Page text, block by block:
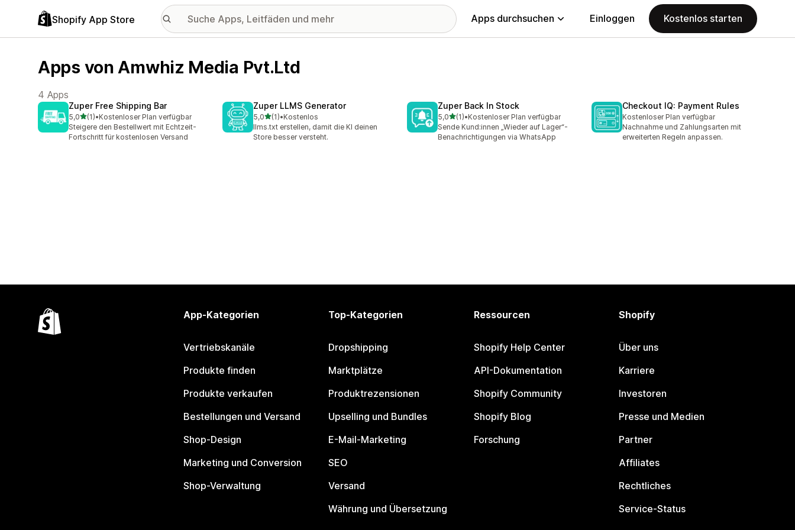
Shopify App Store Apps durchsuchen Einloggen Kostenlos starten
Apps von Amwhiz Media Pvt.Ltd
4 Apps
Zuper Free Shipping Bar
5,0von 5 Sternen
(1)
1 Rezensionen insgesamt
•Kostenloser Plan verfügbar
Steigere den Bestellwert mit Echtzeit-
Fortschritt für kostenlosen Versand
Zuper LLMS Generator
5,0von 5 Sternen
(1)
1 Rezensionen insgesamt
•Kostenlos
llms.txt erstellen, damit die KI deinen
Store besser versteht.
Zuper Back In Stock
5,0von 5 Sternen
(1)
1 Rezensionen insgesamt
•Kostenloser Plan verfügbar
Sende Kund:innen „Wieder auf Lager“-
Benachrichtigungen via WhatsApp
Checkout IQ: Payment Rules
Kostenloser Plan verfügbar
Nachnahme und Zahlungsarten mit
erweiterten Regeln anpassen.
App-Kategorien
Vertriebskanäle
Produkte finden
Produkte verkaufen
Bestellungen und Versand
Shop-Design
Marketing und Conversion
Shop-Verwaltung
Top-Kategorien
Dropshipping
Marktplätze
Produktrezensionen
Upselling und Bundles
E-Mail-Marketing
SEO
Versand
Währung und Übersetzung
Ressourcen
Shopify Help Center
API-Dokumentation
Shopify Community
Shopify Blog
Forschung
Shopify
Über uns
Karriere
Investoren
Presse und Medien
Partner
Affiliates
Rechtliches
Service-Status